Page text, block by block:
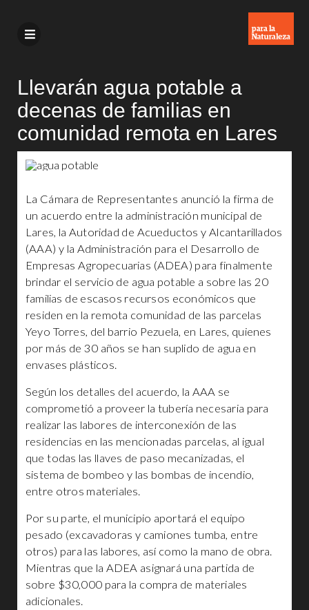
Llevarán agua potable a
decenas de familias en
comunidad remota en Lares
La Cámara de Representantes anunció la firma de
un acuerdo entre la administración municipal de
Lares, la Autoridad de Acueductos y Alcantarillados
(AAA) y la Administración para el Desarrollo de
Empresas Agropecuarias (ADEA) para finalmente
brindar el servicio de agua potable a sobre las 20
familias de escasos recursos económicos que
residen en la remota comunidad de las parcelas
Yeyo Torres, del barrio Pezuela, en Lares, quienes
por más de 30 años se han suplido de agua en
envases plásticos.
Según los detalles del acuerdo, la AAA se
comprometió a proveer la tubería necesaria para
realizar las labores de interconexión de las
residencias en las mencionadas parcelas, al igual
que todas las llaves de paso mecanizadas, el
sistema de bombeo y las bombas de incendio,
entre otros materiales.
Por su parte, el municipio aportará el equipo
pesado (excavadoras y camiones tumba, entre
otros) para las labores, así como la mano de obra.
Mientras que la ADEA asignará una partida de
sobre $30,000 para la compra de materiales
adicionales.